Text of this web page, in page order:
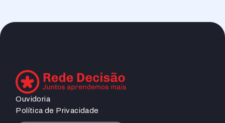
Ouvidoria
Política de Privacidade